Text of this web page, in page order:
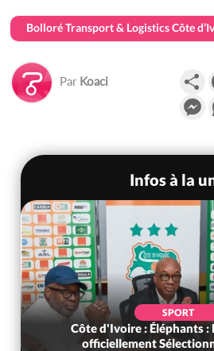
Bolloré Transport & Logistics Côte
Par Koaci
Infos à la
SPORT
Côte d'Ivoire : Éléphants :
officiellement